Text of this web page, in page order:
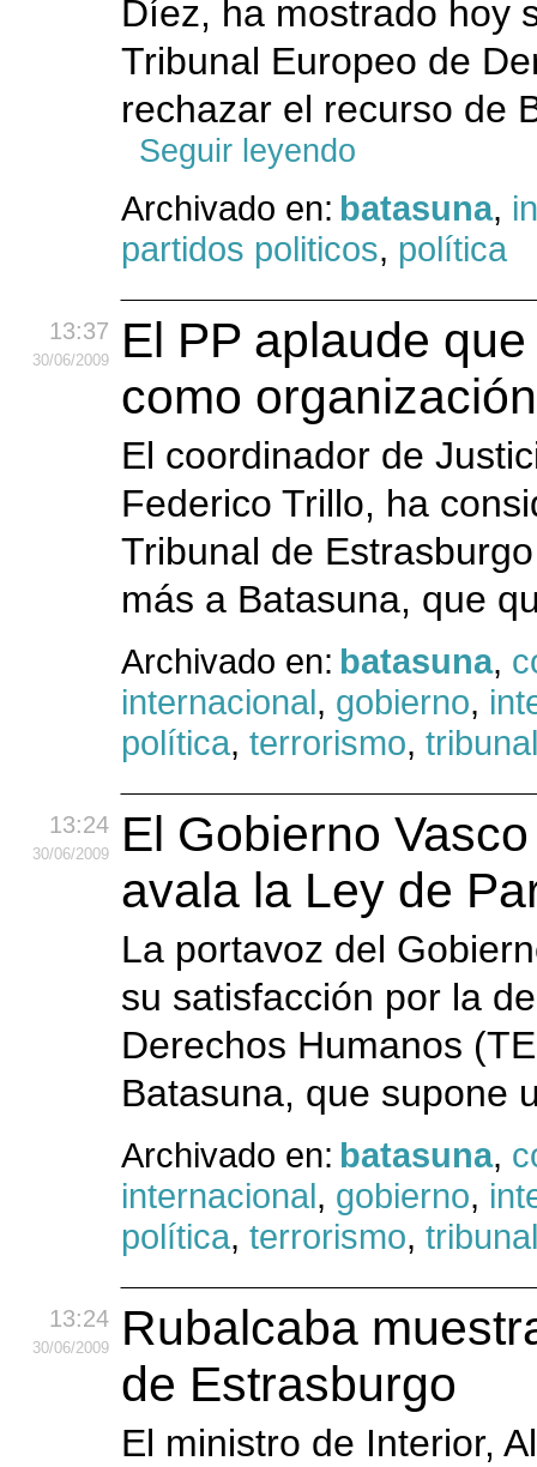
Díez, ha mostrado hoy
Tribunal Europeo de
rechazar el recurso de
Seguir leyendo
Archivado en: batasuna,
partidos politicos, política
13:37
30/06/2009
El PP aplaude
como
El coordinador de
Federico Trillo, ha
Tribunal de
más a Batasuna, que
Archivado en: batasuna,
internacional, gobierno,
política, terrorismo,
13:24
30/06/2009
El Gobierno
avala la Ley de
La portavoz del
su satisfacción por la
Derechos Humanos
Batasuna, que supone
Archivado en: batasuna,
internacional, gobierno,
política, terrorismo,
13:24
30/06/2009
Rubalcaba
de Estrasburgo
El ministro de Interior,